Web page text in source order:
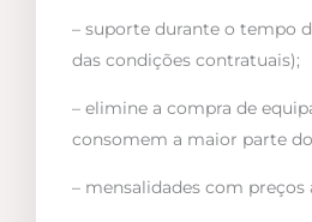
– suporte durante o tempo
das condições contratuais);
– elimine a compra de
consomem a maior parte
– mensalidades com preços